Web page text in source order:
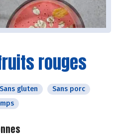
rouges
Sans gluten
Sans porc